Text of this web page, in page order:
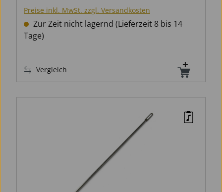
Preise inkl. MwSt. zzgl. Versandkosten
Zur Zeit nicht lagernd (Lieferzeit 8 bis 14
Tage)
Vergleich